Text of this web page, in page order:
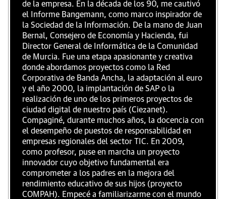
de la empresa. En la década de los 90, me cautivó
el Informe Bangemann, como marco inspirador de
la Sociedad de la Información. De la mano de Juan
Bernal, Consejero de Economía y Hacienda, fui
Director General de Informática de la Comunidad
de Murcia. Fue una etapa apasionante y creativa
donde abordamos proyectos como la Red
Corporativa de Banda Ancha, la adaptación al euro
y el año 2000, la implantación de SAP o la
realización de uno de los primeros proyectos de
ciudad digital de nuestro país (Ciezanet).
Compaginé, durante muchos años, la docencia con
el desempeño de puestos de responsabilidad en
empresas regionales del sector TIC. En 2009,
como profesor, puse en marcha un proyecto
innovador cuyo objetivo fundamental era
comprometer a los padres en la mejora del
rendimiento educativo de sus hijos (proyecto
COMPAH). Empecé a familiarizarme con el mundo